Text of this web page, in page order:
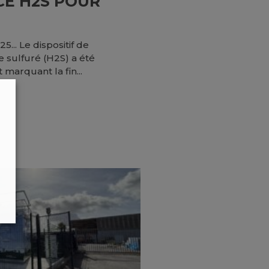
Le dispositif de
sulfuré (H2S) a été
la fin...